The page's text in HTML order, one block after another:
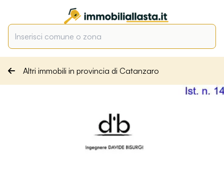
Altri immobili in provincia di Catanzaro